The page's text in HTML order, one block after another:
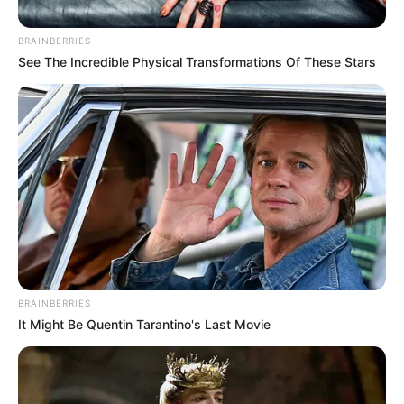
Policía Nacional DENOR
BRAINBERRIES
See The Incredible Physical Transformations Of These Stars
BRAINBERRIES
It Might Be Quentin Tarantino's Last Movie